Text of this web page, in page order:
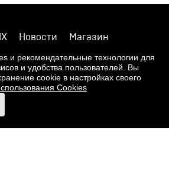
Новости
Магазин
Виртуальный музей
Контакты
Музея
и рекомендательные технологии для
и удобства пользователей. Вы
cookie в настройках своего
Cookies